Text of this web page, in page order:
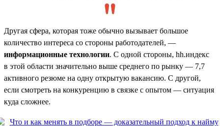
Другая сфера, которая тоже обычно вызывает большое
количество интереса со стороны работодателей, —
информационные технологии. С одной стороны, hh.индекс
в этой области значительно выше среднего по рынку — 7,7
активного резюме на одну открытую вакансию. С другой,
если смотреть на конкуренцию в связке с опытом — ситуация
куда сложнее.